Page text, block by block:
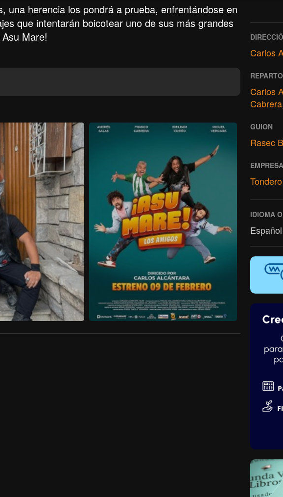
una herencia los pondrá a prueba, enfrentándose en
que intentarán boicotear uno de sus más grandes
Mare!
Carlos
REPARTO
Carlos
Cabrera
GUION
Rasec
IDIOMA
Español